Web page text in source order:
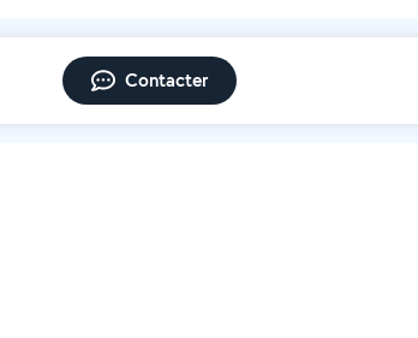
Contacter